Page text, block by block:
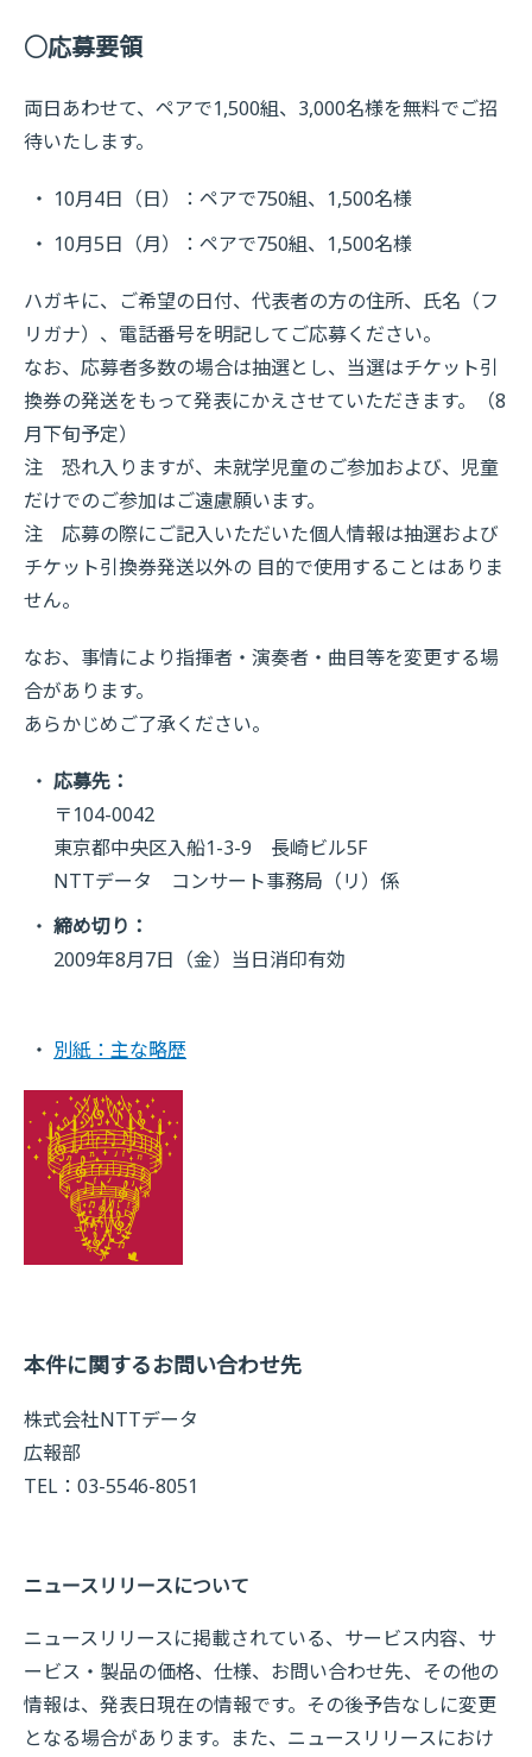
○応募要領
両日あわせて、ペアで1,500組、3,000名様を無料でご招
待いたします。
10月4日（日）：ペアで750組、1,500名様
10月5日（月）：ペアで750組、1,500名様
ハガキに、ご希望の日付、代表者の方の住所、氏名（フ
リガナ）、電話番号を明記してご応募ください。
なお、応募者多数の場合は抽選とし、当選はチケット引
換券の発送をもって発表にかえさせていただきます。（8
月下旬予定）
注 恐れ入りますが、未就学児童のご参加および、児童
だけでのご参加はご遠慮願います。
注 応募の際にご記入いただいた個人情報は抽選および
チケット引換券発送以外の 目的で使用することはありま
せん。
なお、事情により指揮者・演奏者・曲目等を変更する場
合があります。
あらかじめご了承ください。
応募先：
〒104-0042
東京都中央区入船1-3-9 長崎ビル5F
NTTデータ コンサート事務局（リ）係
締め切り：
2009年8月7日（金）当日消印有効
別紙：主な略歴
本件に関するお問い合わせ先
株式会社NTTデータ
広報部
TEL：03-5546-8051
ニュースリリースについて
ニュースリリースに掲載されている、サービス内容、サ
ービス・製品の価格、仕様、お問い合わせ先、その他の
情報は、発表日現在の情報です。その後予告なしに変更
となる場合があります。また、ニュースリリースにおけ